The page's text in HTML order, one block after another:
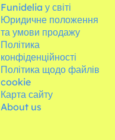
Funidelia у світі
Юридичне положення
та умови продажу
Політика
конфіденційності
Політика щодо файлів
cookie
Карта сайту
About us